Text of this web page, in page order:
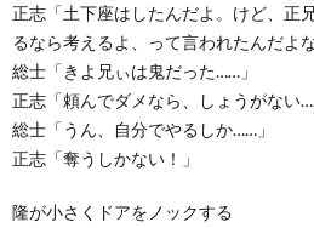
正志「土下座はしたんだよ。けど、正
るなら考えるよ、って言われたんだよな
総士「きよ兄ぃは鬼だった……」
正志「頼んでダメなら、しょうがない
総士「うん、自分でやるしか……」
正志「奪うしかない！」
隆が小さくドアをノックする